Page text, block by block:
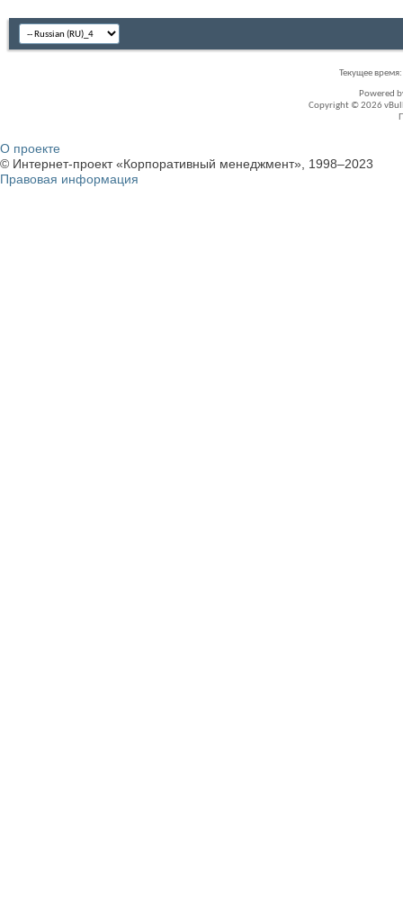
Текущее время:
Powered
Copyright © 2026
О проекте
© Интернет-проект «Корпоративный менеджмент», 1998–2023
Правовая информация